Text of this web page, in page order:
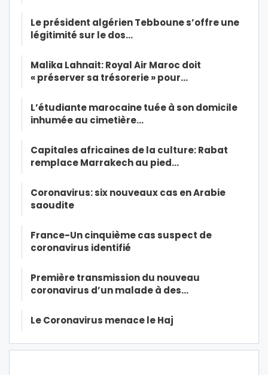
Le président algérien Tebboune s’offre une
légitimité sur le dos…
Malika Lahnait: Royal Air Maroc doit
« préserver sa trésorerie » pour…
L’étudiante marocaine tuée à son domicile
inhumée au cimetière…
Capitales africaines de la culture: Rabat
remplace Marrakech au pied…
Coronavirus: six nouveaux cas en Arabie
saoudite
France-Un cinquième cas suspect de
coronavirus identifié
Première transmission du nouveau
coronavirus d’un malade à des…
Le Coronavirus menace le Haj